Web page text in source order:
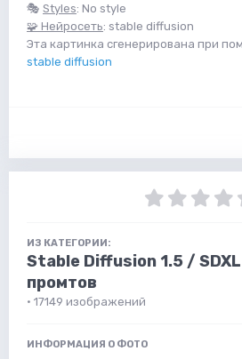
🎭 Styles: No style
🧩 Нейросеть: stable diffusion
Эта картинка сгенерирована при
stable diffusion
ИЗ КАТЕГОРИИ:
Stable Diffusion 1.5 /
промтов
· 17149 изображений
ИНФОРМАЦИЯ О ФОТО